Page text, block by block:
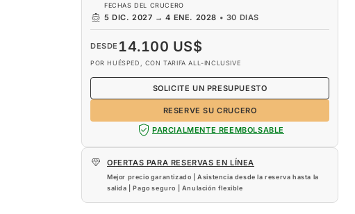
FECHAS DEL CRUCERO
5 DIC. 2027 → 4 ENE. 2028 • 30 DIAS
DESDE 14.100 US$
POR HUÉSPED, CON TARIFA ALL-INCLUSIVE
RESERVE SU CRUCERO
SOLICITE UN PRESUPUESTO
PARCIALMENTE REEMBOLSABLE
OFERTAS PARA RESERVAS EN LÍNEA
Mejor precio garantizado | Asistencia desde la reserva hasta la
salida | Pago seguro | Anulación flexible